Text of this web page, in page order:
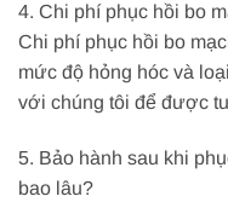
4. Chi phí phục hồi bo
Chi phí phục hồi bo
mức độ hỏng hóc và
với chúng tôi để được
5. Bảo hành sau khi
bao lâu?